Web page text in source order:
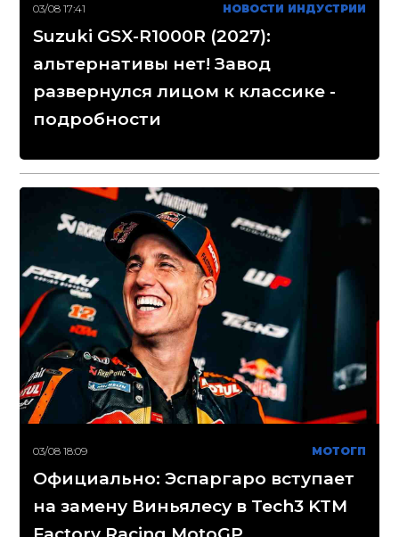
03/08 17:41 НОВОСТИ ИНДУСТРИИ
Suzuki GSX-R1000R (2027):
альтернативы нет! Завод
развернулся лицом к классике -
подробности
03/08 18:09 МОТОГП
Официально: Эспаргаро вступает
на замену Виньялесу в Tech3 KTM